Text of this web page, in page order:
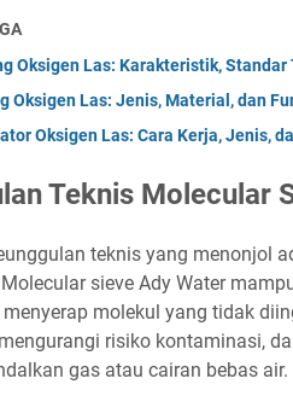
Oksigen Las: Karakteristik, Standar
Oksigen Las: Jenis, Material, dan
Oksigen Las: Cara Kerja, Jenis,
Teknis Molecular
teknis yang menonjol
sieve Ady Water
molekul yang tidak
risiko kontaminasi,
gas atau cairan bebas air.